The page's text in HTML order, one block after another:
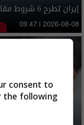
إيران تطرح 6 شروط مقابل فتح هرمز بينها تتعلق بالعراق
09:47 | 2026-08-08
consent to
the following